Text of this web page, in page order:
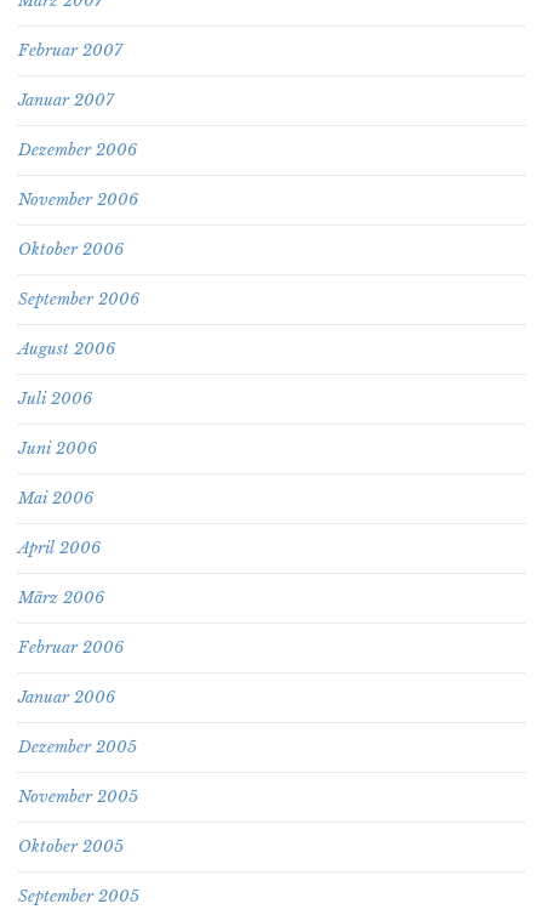
Februar 2007
Januar 2007
Dezember 2006
November 2006
Oktober 2006
September 2006
August 2006
Juli 2006
Juni 2006
Mai 2006
April 2006
März 2006
Februar 2006
Januar 2006
Dezember 2005
November 2005
Oktober 2005
September 2005